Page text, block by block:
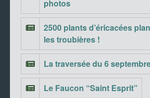
photos
2500 plants d’éricacées
les troubières !
La traversée du 6
Le Faucon “Saint Esprit”